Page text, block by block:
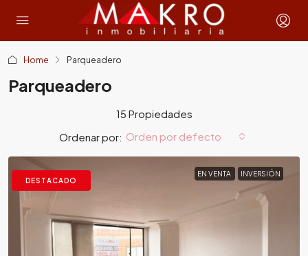
Home Parqueadero
Parqueadero
15 Propiedades
Ordenar por: Orden por defecto
DESTACADO
EN VENTA INVERSIÓN